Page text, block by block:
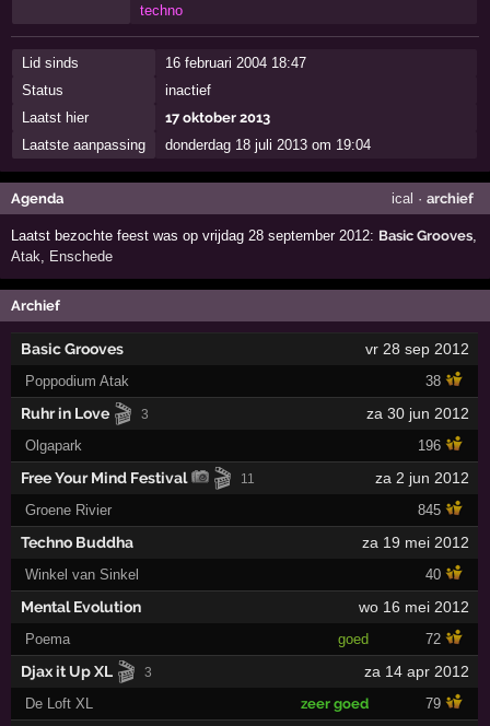
techno
Lid sinds
16 februari 2004 18:47
Status
inactief
Laatst hier
17 oktober 2013
Laatste aanpassing
donderdag 18 juli 2013 om 19:04
Agenda ical · archief
Laatst bezochte feest was op vrijdag 28 september 2012: Basic Grooves,
Atak, Enschede
Archief
Basic Grooves vr 28 sep 2012
Poppodium Atak 38
Ruhr in Love 🎬 3 za 30 jun 2012
Olgapark 196
Free Your Mind Festival 🎬 11 za 2 jun 2012
Groene Rivier 845
Techno Buddha za 19 mei 2012
Winkel van Sinkel 40
Mental Evolution wo 16 mei 2012
Poema goed 72
Djax it Up XL 🎬 3 za 14 apr 2012
De Loft XL zeer goed 79